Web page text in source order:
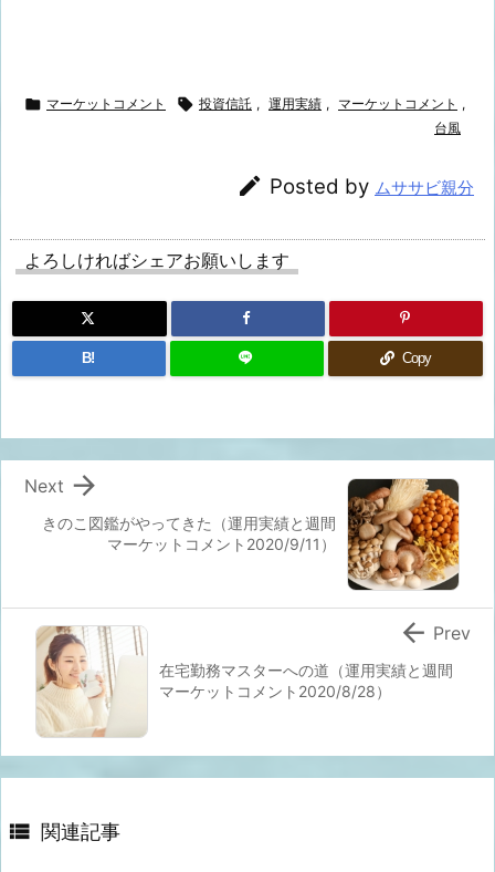
 マーケットコメント  投資信託 , 運用実績 , マーケットコメント ,
台風
 Posted by ムササビ親分
よろしければシェアお願いします
B! Copy
きのこ図鑑がやってきた（運用実績と週間
マーケットコメント2020/9/11）

Next
在宅勤務マスターへの道（運用実績と週間
マーケットコメント2020/8/28）
 Prev
 関連記事